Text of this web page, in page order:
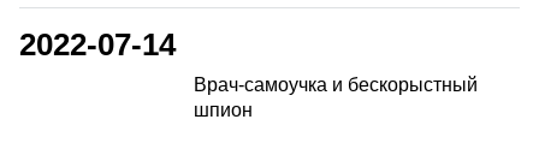
2022-07-14
Врач-самоучка и бескорыстный
шпион